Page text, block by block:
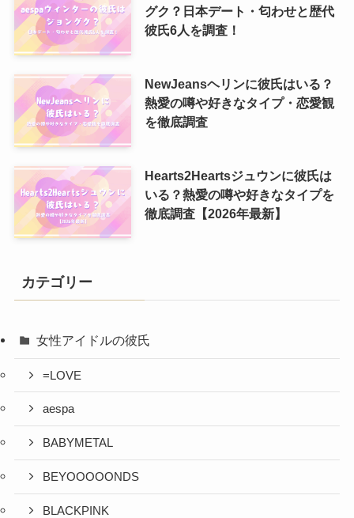
グク？日本デート・匂わせと歴代
彼氏6人を調査！
NewJeansヘリンに彼氏はいる？
熱愛の噂や好きなタイプ・恋愛観
を徹底調査
Hearts2Heartsジュウンに彼氏は
いる？熱愛の噂や好きなタイプを
徹底調査【2026年最新】
カテゴリー
女性アイドルの彼氏
=LOVE
aespa
BABYMETAL
BEYOOOOONDS
BLACKPINK